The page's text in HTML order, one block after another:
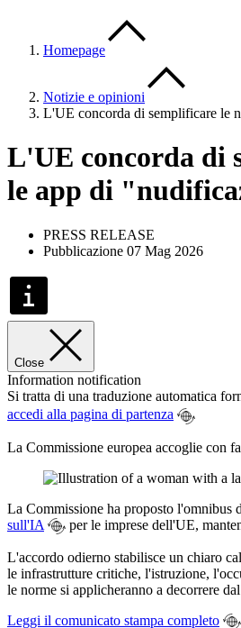
Homepage
Notizie e opinioni
L'UE concorda di semplificare le
L'UE concorda di
le app di
PRESS RELEASE
Pubblicazione 07 Mag 2026
Close
Information notification
Si tratta di una traduzione automatica
accedi alla pagina di partenza
La Commissione europea accoglie con
La Commissione ha proposto
sull'IA
per le imprese dell'UE,
L'accordo odierno stabilisce un chiaro
le infrastrutture critiche, l'istruzione,
le norme si applicheranno a decorrere
Leggi il comunicato stampa completo